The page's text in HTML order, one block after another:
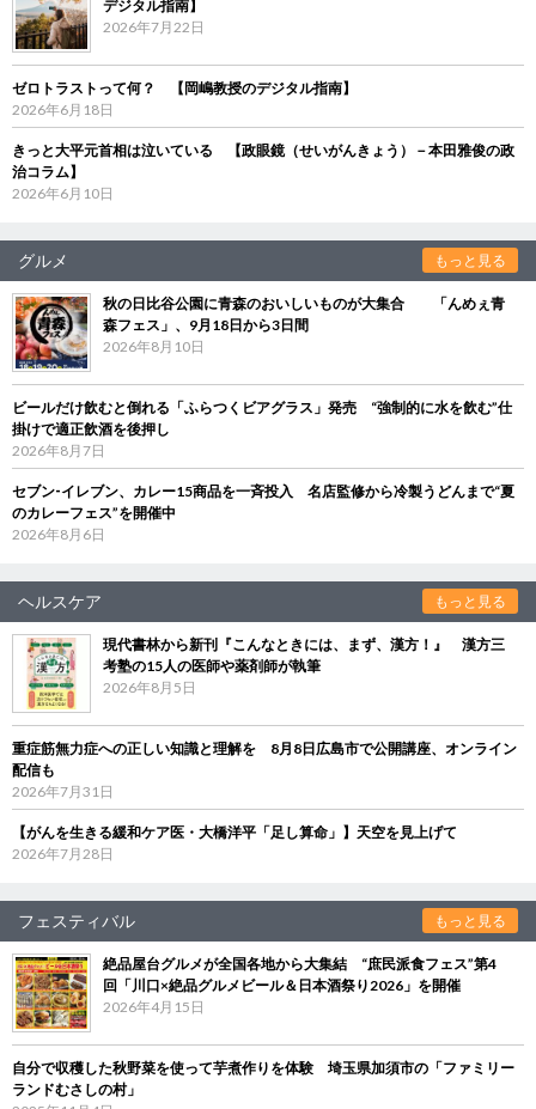
デジタル指南】
2026年7月22日
ゼロトラストって何？ 【岡嶋教授のデジタル指南】
2026年6月18日
きっと大平元首相は泣いている 【政眼鏡（せいがんきょう）－本田雅俊の政
治コラム】
2026年6月10日
グルメ もっと見る
秋の日比谷公園に青森のおいしいものが大集合 「んめぇ青
森フェス」、9月18日から3日間
2026年8月10日
ビールだけ飲むと倒れる「ふらつくビアグラス」発売 “強制的に水を飲む”仕
掛けで適正飲酒を後押し
2026年8月7日
セブン‐イレブン、カレー15商品を一斉投入 名店監修から冷製うどんまで“夏
のカレーフェス”を開催中
2026年8月6日
ヘルスケア もっと見る
現代書林から新刊『こんなときには、まず、漢方！』 漢方三
考塾の15人の医師や薬剤師が執筆
2026年8月5日
重症筋無力症への正しい知識と理解を 8月8日広島市で公開講座、オンライン
配信も
2026年7月31日
【がんを生きる緩和ケア医・大橋洋平「足し算命」】天空を見上げて
2026年7月28日
フェスティバル もっと見る
絶品屋台グルメが全国各地から大集結 “庶民派食フェス”第4
回「川口×絶品グルメビール＆日本酒祭り2026」を開催
2026年4月15日
自分で収穫した秋野菜を使って芋煮作りを体験 埼玉県加須市の「ファミリー
ランドむさしの村」